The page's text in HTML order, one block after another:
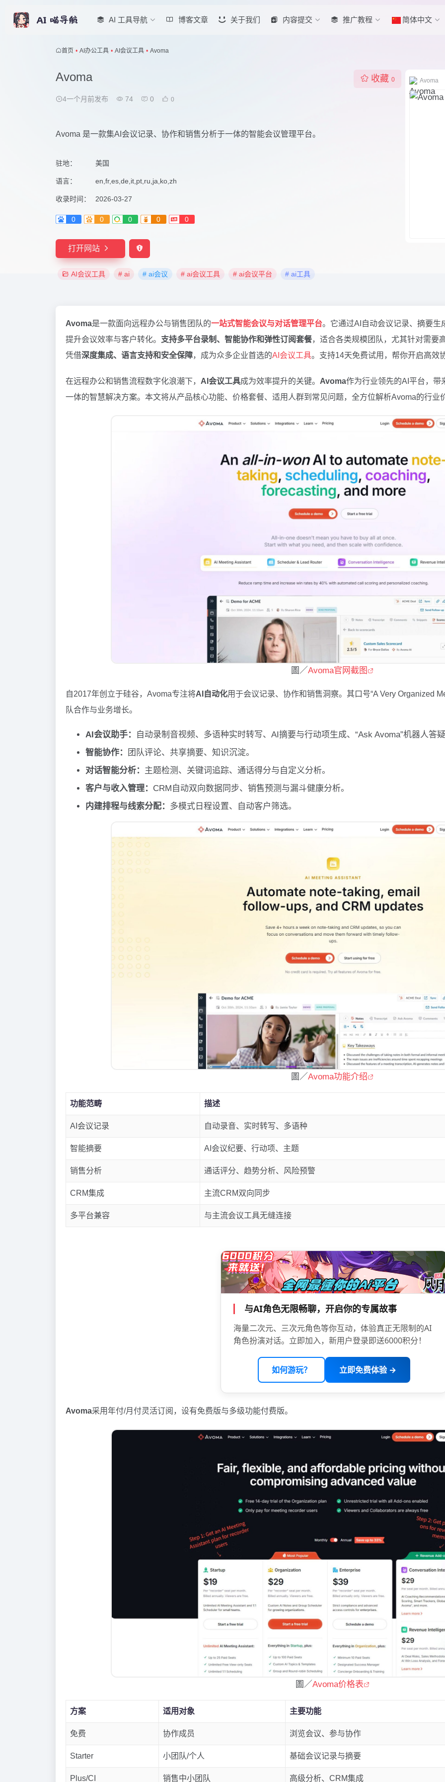
AI 工具导航 博客文章 关于我们 内容提交 推广教程 简体中文
首页 • AI办公工具 • AI会议工具 • Avoma
Avoma
4一个月前发布 74 0 0
收藏 0
Avoma 是一款集AI会议记录、协作和销售分析于一体的智能会议管理平台。
驻地： 美国
语言： en,fr,es,de,it,pt,ru,ja,ko,zh
收录时间： 2026-03-27
0 0 0 0 0
打开网站
AI会议工具 # ai # ai会议 # ai会议工具 # ai会议平台 # ai工具
Avoma
Avoma是一款面向远程办公与销售团队的一站式智能会议与对话管理平台。它通过AI自动会议记录、摘要
提升会议效率与客户转化。 支持多平台录制、智能协作和弹性订阅套餐，适合各类规模团队，尤其针对需要
凭借深度集成、语言支持和安全保障，成为众多企业首选的AI会议工具。支持14天免费试用，帮你开启高效
在远程办公和销售流程数字化浪潮下， AI会议工具成为效率提升的关键。 Avoma作为行业领先的AI平台，带
一体的智慧解决方案。本文将从产品核心功能、价格套餐、适用人群到常见问题，全方位解析Avoma的行业
圖／Avoma官网截图
自2017年创立于硅谷，Avoma专注将AI自动化用于会议记录、协作和销售洞察。其口号“A Very Organized
队合作与业务增长。
AI会议助手：
自动录制音视频、多语种实时转写、AI摘要与行动项生成、“Ask Avoma”机器人答
智能协作：
团队评论、共享摘要、知识沉淀。
对话智能分析： 主题检测、关键词追踪、通话得分与自定义分析。
客户与收入管理： CRM自动双向数据同步、销售预测与漏斗健康分析。
内建排程与线索分配： 多模式日程设置、自动客户筛选。
圖／Avoma功能介绍
功能范畴 描述
AI会议记录 自动录音、实时转写、多语种
智能摘要 AI会议纪要、行动项、主题
销售分析 通话评分、趋势分析、风险预警
CRM集成 主流CRM双向同步
多平台兼容 与主流会议工具无缝连接
与AI角色无限畅聊，开启你的专属故事
海量二次元、三次元角色等你互动，体验真正无限制的AI
角色扮演对话。立即加入，新用户登录即送6000积分！
如何游玩？ 立即免费体验 →
Avoma采用年付/月付灵活订阅，设有免费版与多级功能付费版。
圖／Avoma价格表
方案 适用对象 主要功能
免费 协作成员 浏览会议、参与协作
Starter 小团队/个人 基础会议记录与摘要
Plus/CI 销售中小团队 高级分析、CRM集成